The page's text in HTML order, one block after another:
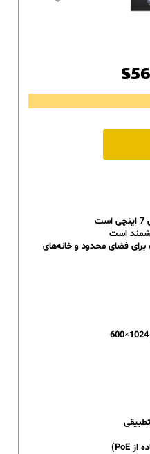
است
فضای محدود و خانه‌های